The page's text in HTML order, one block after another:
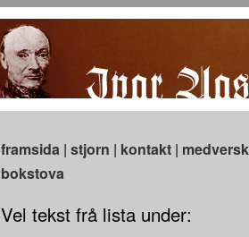
framsida| stjorn | kontakt|
bokstova
Vel tekst frå lista under: